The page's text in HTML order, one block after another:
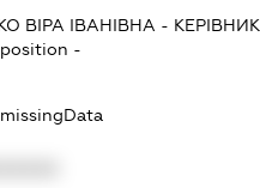
ВІРА ІВАНІВНА - КЕРІВНИК
-